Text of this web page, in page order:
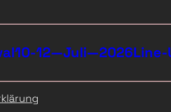
10-12—Juli—2026Line-